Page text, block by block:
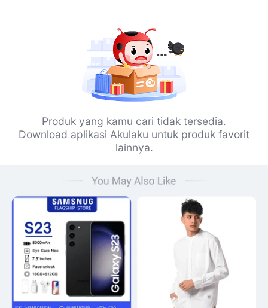
Produk yang kamu cari tidak tersedia.
Download aplikasi Akulaku untuk produk favorit
lainnya.